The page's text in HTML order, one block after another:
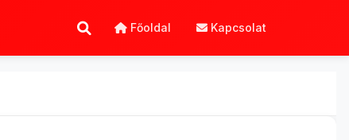
Főoldal Kapcsolat